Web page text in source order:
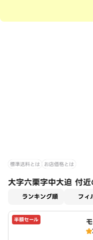
標準送料とは お店価格とは
大字六栗字中大迫 付
ランキング順 フィ
半額セール